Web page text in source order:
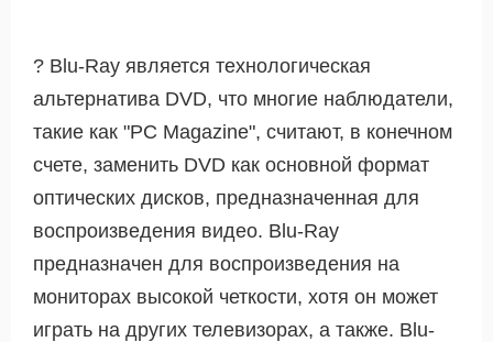
? Blu-Ray является технологическая
альтернатива DVD, что многие наблюдатели,
такие как "PC Magazine", считают, в конечном
счете, заменить DVD как основной формат
оптических дисков, предназначенная для
воспроизведения видео. Blu-Ray
предназначен для воспроизведения на
мониторах высокой четкости, хотя он может
играть на других телевизорах, а также. Blu-